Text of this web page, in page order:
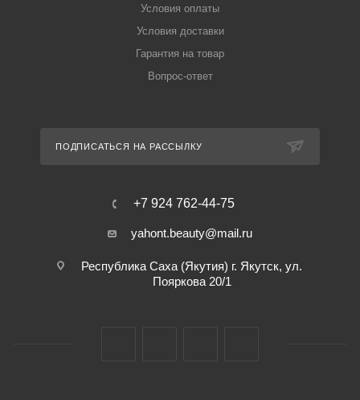
Условия оплаты
Условия доставки
Гарантия на товар
Вопрос-ответ
ПОДПИСАТЬСЯ НА РАССЫЛКУ
+7 924 762-44-75
yahont.beauty@mail.ru
Республика Саха (Якутия) г. Якутск, ул.
Пояркова 20/1